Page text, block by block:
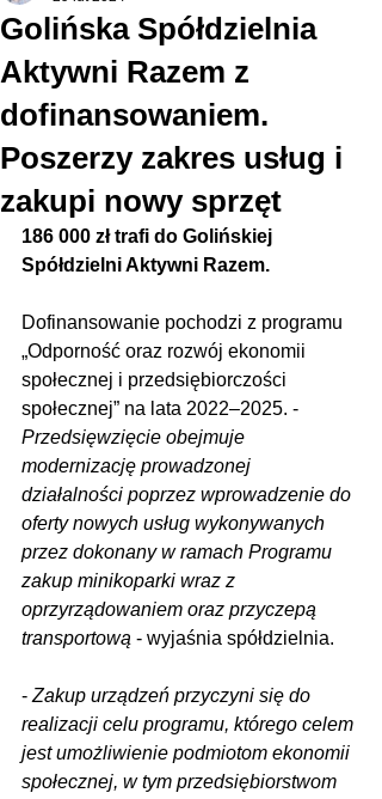
Golińska Spółdzielnia
Aktywni Razem z
dofinansowaniem.
Poszerzy zakres usług i
zakupi nowy sprzęt
186 000 zł trafi do Golińskiej
Spółdzielni Aktywni Razem.
Dofinansowanie pochodzi z programu
„Odporność oraz rozwój ekonomii
społecznej i przedsiębiorczości
społecznej” na lata 2022–2025. -
Przedsięwzięcie obejmuje
modernizację prowadzonej
działalności poprzez wprowadzenie do
oferty nowych usług wykonywanych
przez dokonany w ramach Programu
zakup minikoparki wraz z
oprzyrządowaniem oraz przyczepą
transportową - wyjaśnia spółdzielnia.
- Zakup urządzeń przyczyni się do
realizacji celu programu, którego celem
jest umożliwienie podmiotom ekonomii
społecznej, w tym przedsiębiorstwom